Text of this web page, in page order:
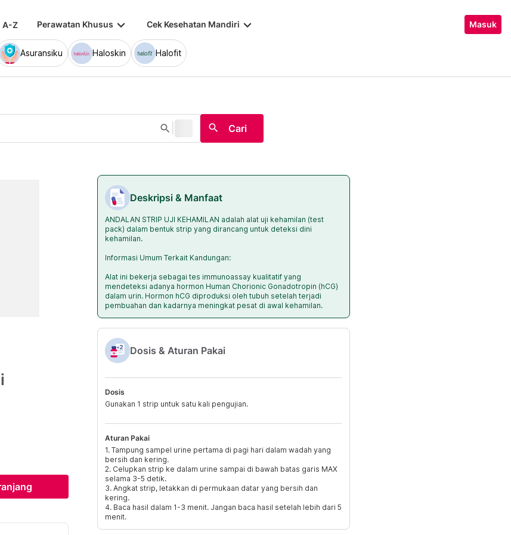
A-Z Perawatan Khusus keyboard_arrow_down Cek Kesehatan Mandiri keyboard_arrow_down Masuk
Asuransiku Haloskin Halofit
search search Cari
Deskripsi & Manfaat
ANDALAN STRIP UJI KEHAMILAN adalah alat uji kehamilan (test
pack) dalam bentuk strip yang dirancang untuk deteksi dini
kehamilan.
Informasi Umum Terkait Kandungan:
Alat ini bekerja sebagai tes immunoassay kualitatif yang
mendeteksi adanya hormon Human Chorionic Gonadotropin (hCG)
dalam urin. Hormon hCG diproduksi oleh tubuh setelah terjadi
pembuahan dan kadarnya meningkat pesat di awal kehamilan.
Dosis & Aturan Pakai
Dosis
Gunakan 1 strip untuk satu kali pengujian.
Aturan Pakai
1. Tampung sampel urine pertama di pagi hari dalam wadah yang
bersih dan kering.
2. Celupkan strip ke dalam urine sampai di bawah batas garis MAX
selama 3-5 detik.
3. Angkat strip, letakkan di permukaan datar yang bersih dan
kering.
4. Baca hasil dalam 1-3 menit. Jangan baca hasil setelah lebih dari 5
menit.